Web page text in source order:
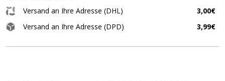
Versand an Ihre Adresse (DHL)
3,00€
Versand an Ihre Adresse (DPD)
3,99€